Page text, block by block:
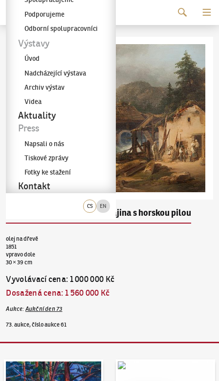
Galerie KODL
CS EN
Podporujeme
Odborní spolupracovníci
Výstavy
Úvod
Nadcházející výstava
Archiv výstav
Videa
Aktuality
Press
Napsali o nás
Tiskové zprávy
Fotky ke stažení
Kontakt
(1798–1865)Krajina s horskou pilou
olej na dřevě
1851
vpravo dole
30 × 39 cm
Vyvolávací cena: 1 000 000 Kč
Dosažená cena: 1 560 000 Kč
Aukce: Aukční den 73
73. aukce, číslo aukce 61
Aukční den 95 Dražit online - Artslimit